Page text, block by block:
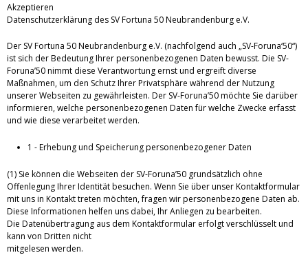
Akzeptieren
Datenschutzerklärung des SV Fortuna 50 Neubrandenburg e.V.
Der SV Fortuna 50 Neubrandenburg e.V. (nachfolgend auch „SV-Foruna‘50“)
ist sich der Bedeutung Ihrer personenbezogenen Daten bewusst. Die SV-
Foruna’50 nimmt diese Verantwortung ernst und ergreift diverse
Maßnahmen, um den Schutz Ihrer Privatsphäre während der Nutzung
unserer Webseiten zu gewährleisten. Der SV-Foruna’50 möchte Sie darüber
informieren, welche personenbezogenen Daten für welche Zwecke erfasst
und wie diese verarbeitet werden.
1 - Erhebung und Speicherung personenbezogener Daten
(1) Sie können die Webseiten der SV-Foruna’50 grundsätzlich ohne
Offenlegung Ihrer Identität besuchen. Wenn Sie über unser Kontaktformular
mit uns in Kontakt treten möchten, fragen wir personenbezogene Daten ab.
Diese Informationen helfen uns dabei, Ihr Anliegen zu bearbeiten.
Die Datenübertragung aus dem Kontaktformular erfolgt verschlüsselt und
kann von Dritten nicht
mitgelesen werden.